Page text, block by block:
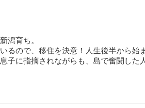
潟育ち。
るので、移住を決意！人生後半から
子に指摘されながらも、島で奮闘した